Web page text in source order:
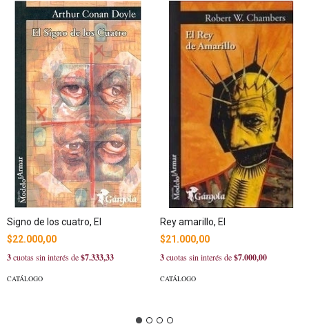
Signo de los cuatro, El
$22.000,00
3cuotas sin interés de$7.333,33
CATÁLOGO
Rey amarillo, El
$21.000,00
3cuotas sin interés de$7.000,00
CATÁLOGO